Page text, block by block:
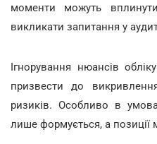
моменти можуть
викликати запитання у
Ігнорування нюансів
призвести до
ризиків. Особливо в
лише формується, а позиції